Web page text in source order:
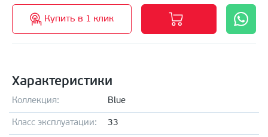
Купить в 1 клик
Характеристики
Коллекция: Blue
Класс эксплуатации: 33